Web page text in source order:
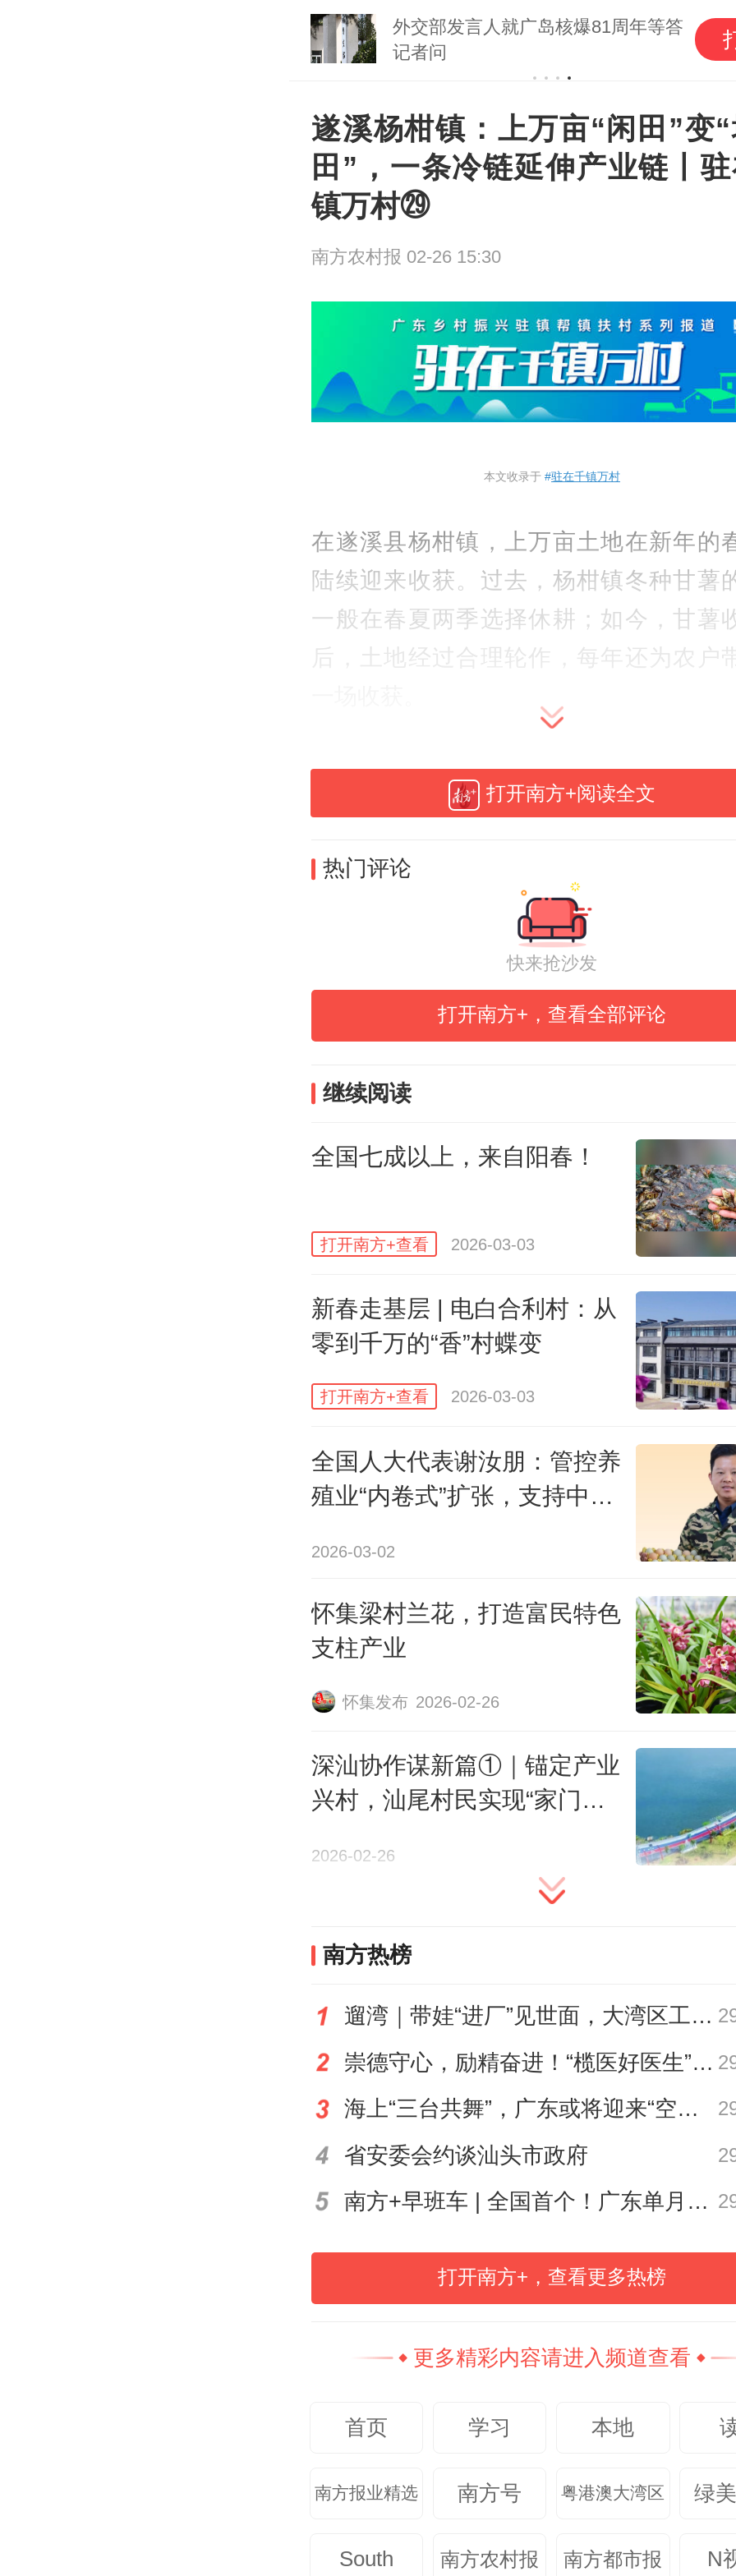
南方Plus
广东头条新闻资讯平台
打开
遂溪杨柑镇：上万亩“闲田”变
田”，一条冷链延伸产业链丨
镇万村㉙
南方农村报 02-26 15:30
本文收录于 #驻在千镇万村
在遂溪县杨柑镇，上万亩土地在新年的
陆续迎来收获。过去，杨柑镇冬种甘薯
一般在春夏两季选择休耕；如今，甘薯
后，土地经过合理轮作，每年还为农户
省农垦集团驻杨柑镇帮镇扶村工作队队
辉介绍，工作队围绕“产业帮扶”持续发力
反复琢磨、持续推进。顺着杨柑原有的
础，工作队将帮扶举措一步步铺开。原
的闲田在春季种上了玉米，为当地新增了
多个务工岗位；火龙果园里，冷链物流
延长了产品销售的“保鲜期”。
林红辉（左一）带领工作队在杨柑镇布政村调研
土地多种一造，农户多赚一季
杨柑是传统农业大镇，耕地面积达14万
中，甘薯种植面积常年保持在4万亩左右
月扦插，来年2月开始收获。过去，当地
块在春夏两季便闲置下来。林红辉解释
是为了规避高温与台风季风险，也是出
种植习惯，通过休耕恢复土壤养分。
大多流转给大户和企业种植，但仍有大
劳动力通过在本村务工实现增收。当
入“空窗期”，农户务工增收的渠道
轮作作物，既能改良土壤、提高土地利
还能改善农民收入结构。”林红辉说。于
作队瞄准了青贮玉米。
塘乳业和晨光乳业的饲草需求，促成与
地投资超1000万元建设奶牛玉米饲草
当地的东恒农业公司签约种植全株玉
打开南方+阅读全文
热门评论
快来抢沙发
打开南方+，查看全部评论
继续阅读
全国七成以上，来自阳春！
打开南方+查看 2026-03-03
新春走基层 | 电白合利村：从
零到千万的“香”村蝶变
打开南方+查看 2026-03-03
全国人大代表谢汝朋：管控养
殖业“内卷式”扩张，支持中小
2026-03-02
怀集梁村兰花，打造富民特色
支柱产业
怀集发布 2026-02-26
深汕协作谋新篇①｜锚定产业
兴村，汕尾村民实现“家门
2026-02-26
南方热榜
遛湾｜带娃“进厂”见世面，大湾区工业研学攻略请查收
崇德守心，励精奋进！“榄医好医生”展示活动上线啦
海上“三台共舞”，广东或将迎来“空调外机” | 天气早知道
省安委会约谈汕头市政府
南方+早班车 | 全国首个！广东单月用电量突破千亿千瓦时
打开南方+，查看更多热榜
更多精彩内容请进入频道查看
首页 学习 本地
南方报业精选 南方号 粤港澳大湾区 绿
South 南方农村报 南方都市报 N